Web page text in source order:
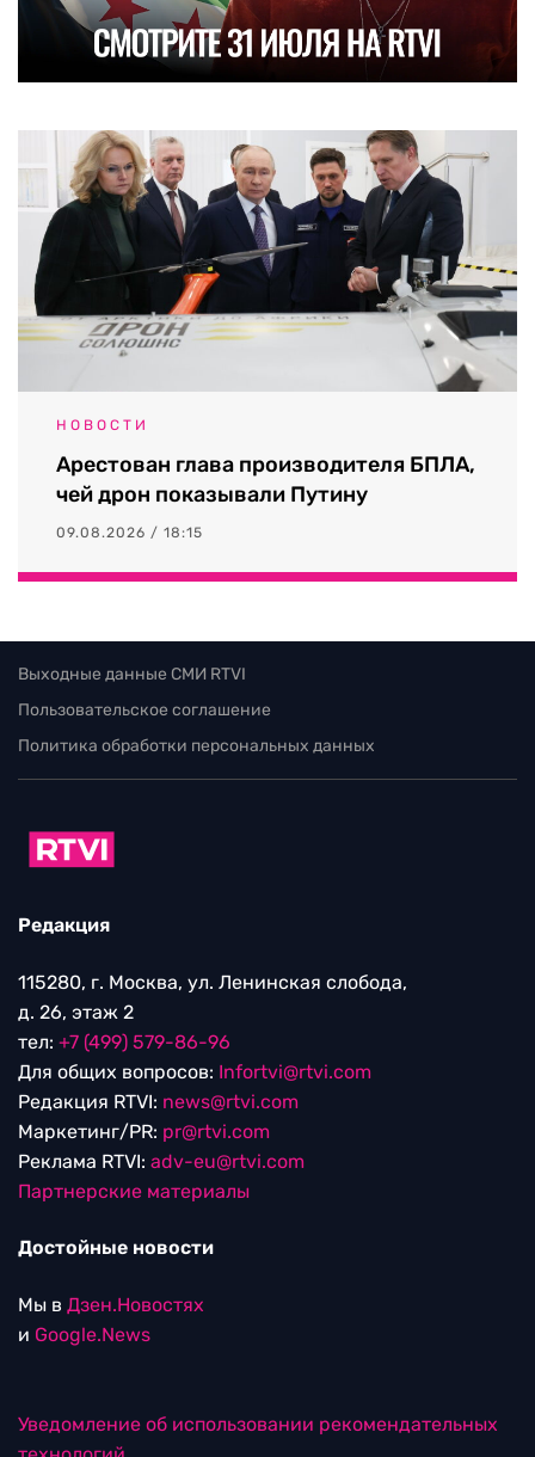
НОВОСТИ
Арестован глава производителя БПЛА,
чей дрон показывали Путину
09.08.2026 / 18:15
Выходные данные СМИ RTVI
Пользовательское соглашение
Политика обработки персональных данных
Редакция
115280, г. Москва, ул. Ленинская слобода,
д. 26, этаж 2
тел: +7 (499) 579-86-96
Для общих вопросов: Infortvi@rtvi.com
Редакция RTVI: news@rtvi.com
Маркетинг/PR: pr@rtvi.com
Реклама RTVI: adv-eu@rtvi.com
Партнерские материалы
Достойные новости
Мы в Дзен.Новостях
и Google.News
Уведомление об использовании рекомендательных